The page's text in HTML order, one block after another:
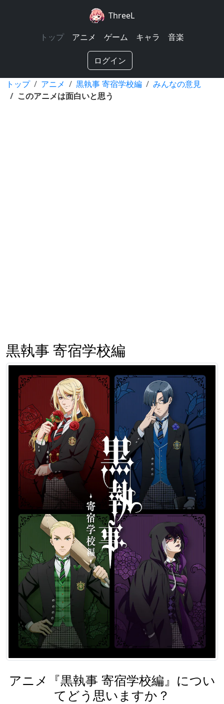
ThreeL
トップ
アニメ ゲーム キャラ 音楽
ログイン
トップ アニメ 黒執事 寄宿学校編
みんなの意見
このアニメは面白いと思う
黒執事 寄宿学校編
アニメ『黒執事 寄宿学校編』につい
てどう思いますか？